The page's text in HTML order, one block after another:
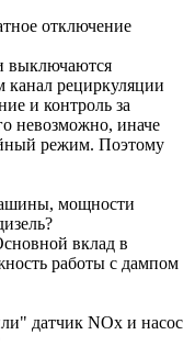
отключение
выключаются
рециркуляции
и контроль за
невозможно, иначе
режим. Поэтому
мощности
вклад в
работы с дампом
датчик NOx и насос